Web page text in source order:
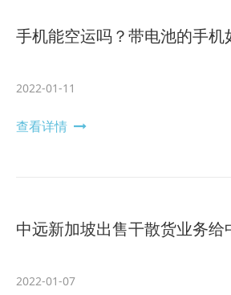
手机能空运吗？带电池的手机
2022-01-11
查看详情
中远新加坡出售干散货业务给
2022-01-07